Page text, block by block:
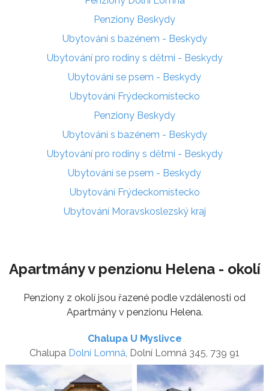
Penziony Beskydy
Ubytování s bazénem - Beskydy
Ubytování pro rodiny s dětmi - Beskydy
Ubytování se psem - Beskydy
Ubytování Frýdeckomístecko
Penziony Beskydy
Ubytování s bazénem - Beskydy
Ubytování pro rodiny s dětmi - Beskydy
Ubytování se psem - Beskydy
Ubytování Frýdeckomístecko
Ubytování Moravskoslezský kraj
Apartmány v penzionu Helena - okolí
Penziony z okolí jsou řazené podle vzdálenosti od
Apartmány v penzionu Helena.
Chalupa U Myslivce
Chalupa Dolní Lomná , Dolní Lomná 345, 739 91